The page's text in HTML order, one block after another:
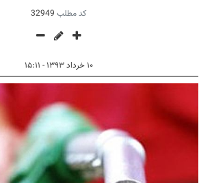
کد مطلب 32949
۱۰ خرداد ۱۳۹۳ - ۱۵:۱۱